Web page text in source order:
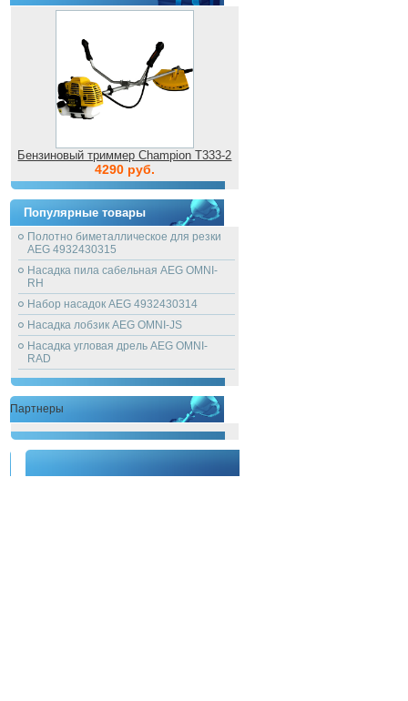
Бензиновый триммер Champion T333-2
4290 руб.
Популярные товары
Полотно биметаллическое для резки
AEG 4932430315
Насадка пила сабельная AEG OMNI-
RH
Набор насадок AEG 4932430314
Насадка лобзик AEG OMNI-JS
Насадка угловая дрель AEG OMNI-
RAD
Партнеры